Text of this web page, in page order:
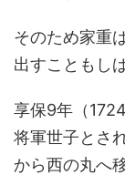
そのため家重
出すこともし
享保9年（
将軍世子とさ
から西の丸へ